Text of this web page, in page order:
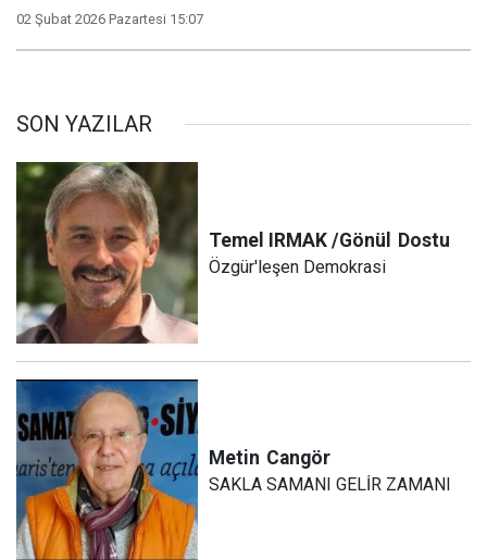
02 Şubat 2026 Pazartesi 15:07
SON YAZILAR
Temel IRMAK /Gönül Dostu
Özgür'leşen Demokrasi
Metin Cangör
SAKLA SAMANI GELİR ZAMANI